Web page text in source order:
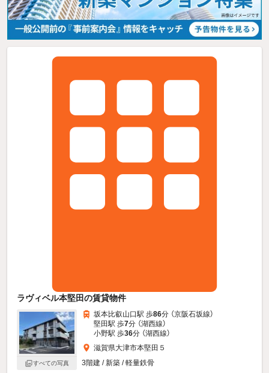
ラヴィベル本堅田の賃貸物件
すべての写真
坂本比叡山口駅 歩86分 （京阪石坂線）
堅田駅 歩7分 （湖西線）
小野駅 歩36分 （湖西線）
滋賀県大津市本堅田５
3階建 / 新築 / 軽量鉄骨